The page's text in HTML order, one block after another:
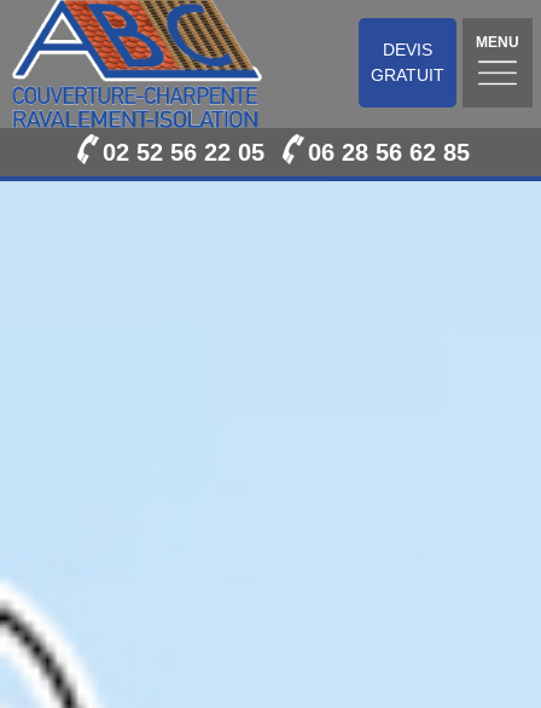
DEVIS
GRATUIT
MENU
02 52 56 22 05 06 28 56 62 85